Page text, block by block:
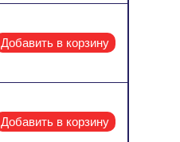
Добавить в корзину
Добавить в корзину